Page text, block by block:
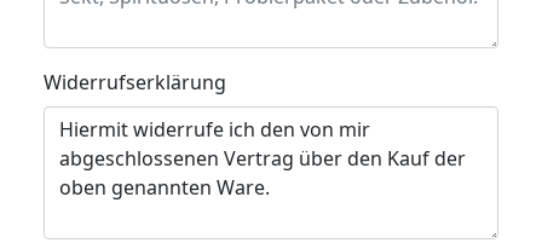
Widerrufserklärung